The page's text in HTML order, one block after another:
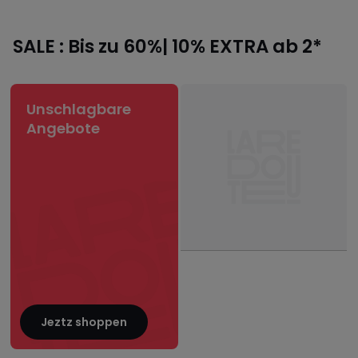
SALE : Bis zu 60%| 10% EXTRA ab 2*
Unschlagbare
Angebote
Jeztz shoppen